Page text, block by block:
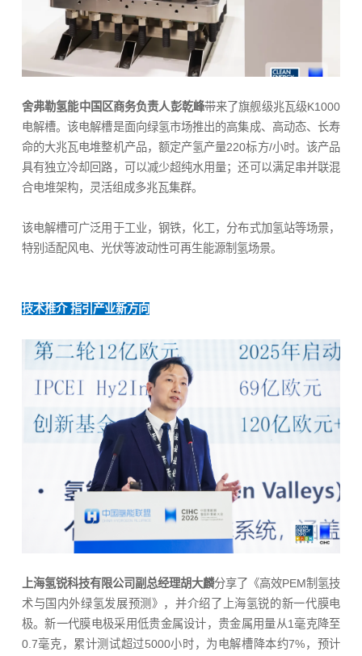
舍弗勒氢能中国区商务负责人彭乾峰带来了旗舰级兆瓦级K1000
电解槽。该电解槽是面向绿氢市场推出的高集成、高动态、长寿
命的大兆瓦电堆整机产品，额定产氢产量220标方/小时。该产品
具有独立冷却回路，可以减少超纯水用量；还可以满足串并联混
合电堆架构，灵活组成多兆瓦集群。
该电解槽可广泛用于工业，钢铁，化工，分布式加氢站等场景，
特别适配风电、光伏等波动性可再生能源制氢场景。
技术推介 指引产业新方向
上海氢锐科技有限公司副总经理胡大麟分享了《高效PEM制氢技
术与国内外绿氢发展预测》，并介绍了上海氢锐的新一代膜电
极。新一代膜电极采用低贵金属设计，贵金属用量从1毫克降至
0.7毫克，累计测试超过5000小时，为电解槽降本约7%，预计